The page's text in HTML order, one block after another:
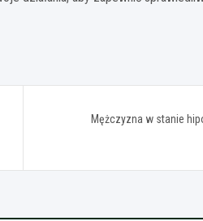
Mężczyzna w stanie